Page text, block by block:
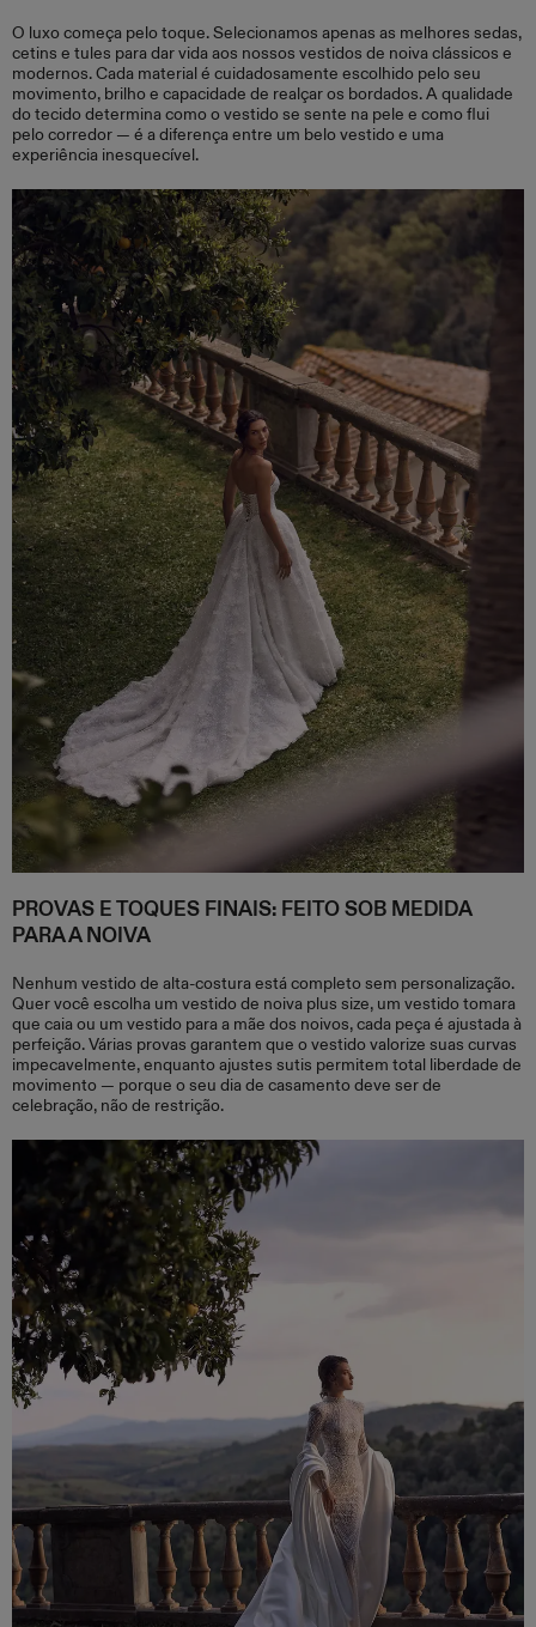
O luxo começa pelo toque. Selecionamos apenas as melhores sedas,
cetins e tules para dar vida aos nossos vestidos de noiva clássicos e
modernos. Cada material é cuidadosamente escolhido pelo seu
movimento, brilho e capacidade de realçar os bordados. A qualidade
do tecido determina como o vestido se sente na pele e como flui
pelo corredor — é a diferença entre um belo vestido e uma
experiência inesquecível.
PROVAS E TOQUES FINAIS: FEITO SOB MEDIDA
PARA A NOIVA
Nenhum vestido de alta-costura está completo sem personalização.
Quer você escolha um vestido de noiva plus size, um vestido tomara
que caia ou um vestido para a mãe dos noivos, cada peça é ajustada à
perfeição. Várias provas garantem que o vestido valorize suas curvas
impecavelmente, enquanto ajustes sutis permitem total liberdade de
movimento — porque o seu dia de casamento deve ser de
celebração, não de restrição.